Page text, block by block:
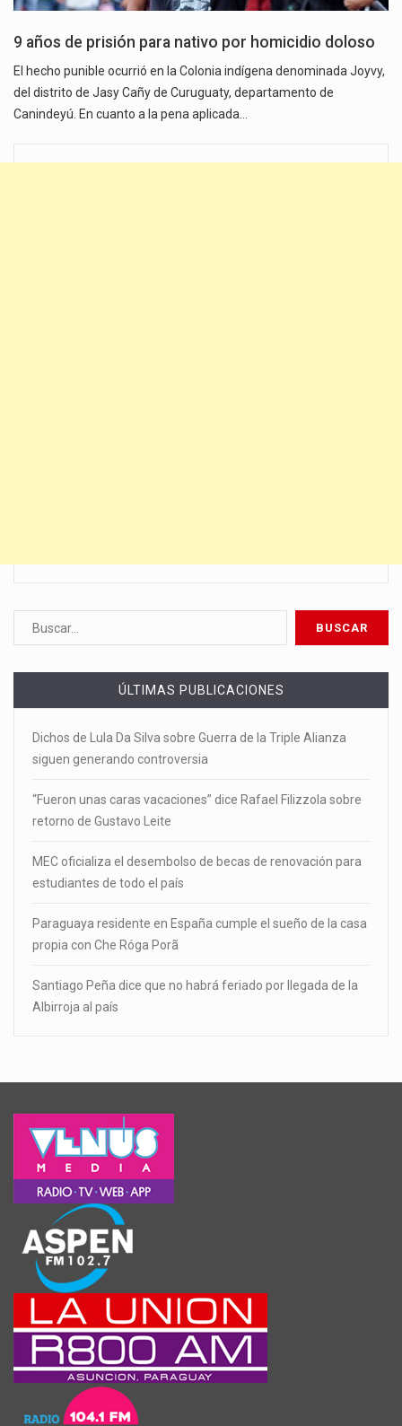
9 años de prisión para nativo por homicidio doloso
El hecho punible ocurrió en la Colonia indígena denominada Joyvy,
del distrito de Jasy Cañy de Curuguaty, departamento de
Canindeyú. En cuanto a la pena aplicada…
ÚLTIMAS PUBLICACIONES
Dichos de Lula Da Silva sobre Guerra de la Triple Alianza
siguen generando controversia
“Fueron unas caras vacaciones” dice Rafael Filizzola sobre
retorno de Gustavo Leite
MEC oficializa el desembolso de becas de renovación para
estudiantes de todo el país
Paraguaya residente en España cumple el sueño de la casa
propia con Che Róga Porã
Santiago Peña dice que no habrá feriado por llegada de la
Albirroja al país